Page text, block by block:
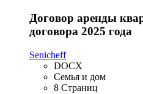
Договор аренды
договора 2025 года
Senicheff
DOCX
Семья и дом
8 Страниц